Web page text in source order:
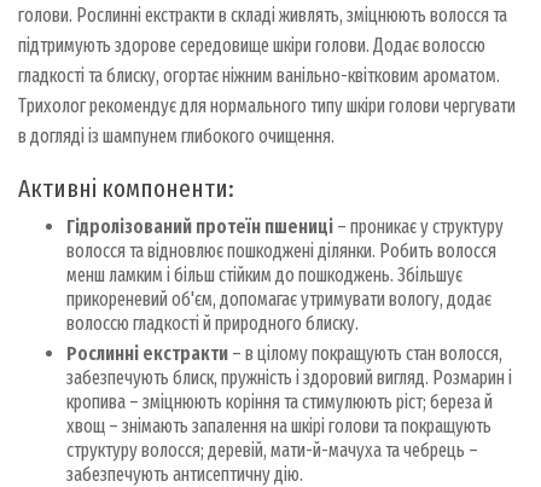
голови. Рослинні екстракти в складі живлять, зміцнюють волосся та
підтримують здорове середовище шкіри голови. Додає волоссю
гладкості та блиску, огортає ніжним ванільно-квітковим ароматом.
Трихолог рекомендує для нормального типу шкіри голови чергувати
в догляді із шампунем глибокого очищення.
Активні компоненти:
Гідролізований протеїн пшениці – проникає у структуру
волосся та відновлює пошкоджені ділянки. Робить волосся
менш ламким і більш стійким до пошкоджень. Збільшує
прикореневий об'єм, допомагає утримувати вологу, додає
волоссю гладкості й природного блиску.
Рослинні екстракти – в цілому покращують стан волосся,
забезпечують блиск, пружність і здоровий вигляд. Розмарин і
кропива – зміцнюють коріння та стимулюють ріст; береза й
хвощ – знімають запалення на шкірі голови та покращують
структуру волосся; деревій, мати-й-мачуха та чебрець –
забезпечують антисептичну дію.